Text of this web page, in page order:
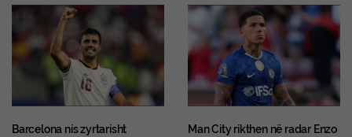
Barcelona nis zyrtarisht
Man City rikthen në radar Enzo